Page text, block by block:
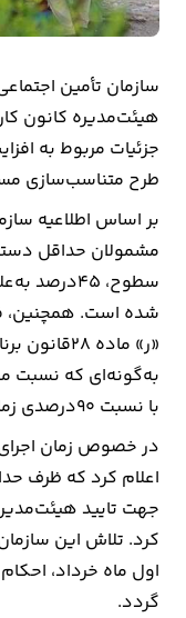
و
تجارت
کشاورزی
راه
و
مسکن
اقتصاد
ایران
ارتباطات
عمومی
نوتیف
شناور
سازمان تأمین
هیئت‌مدیره کانون
جزئیات مربوط به
طرح متناسب‌سازی مستمری‌ها
بر اساس اطلاعیه
شده است. همچنین،
«ر» ماده
به‌گونه‌ای که نسبت
با نسبت ۹۰درصدی زمان برقراری مستمری، مطابقت یابد.
در خصوص زمان
اعلام کرد که ظرف
جهت تایید
کرد. تلاش این
اول ماه خرداد،
گردد.